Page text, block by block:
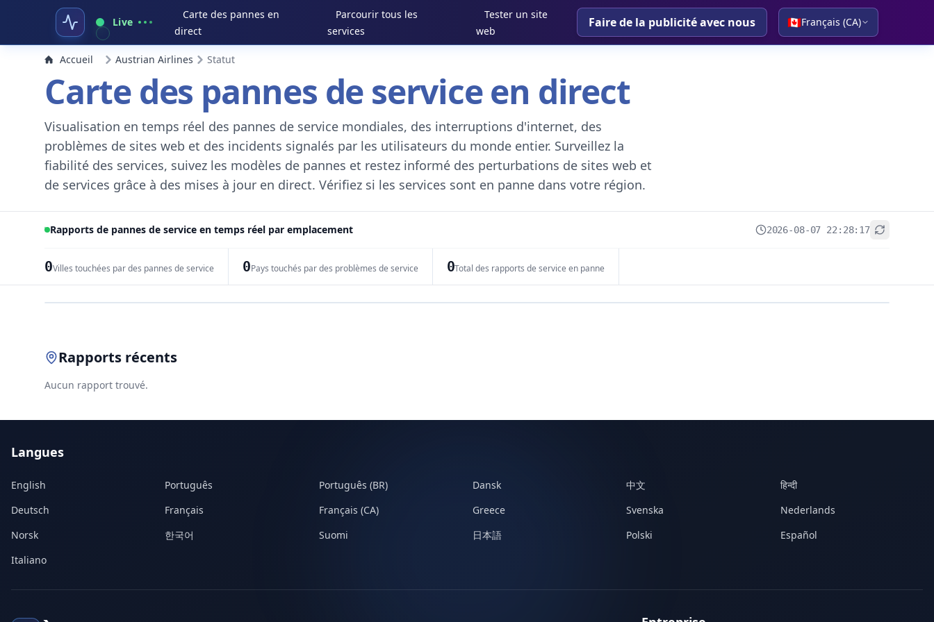
Live
Carte des pannes en
direct
Parcourir tous les
services
Tester un site
web
Faire de la publicité avec nous 🇨🇦Français (CA)
Accueil Austrian Airlines Statut
Carte des pannes de service en direct
Visualisation en temps réel des pannes de service mondiales, des interruptions d'internet, des
problèmes de sites web et des incidents signalés par les utilisateurs du monde entier. Surveillez la
fiabilité des services, suivez les modèles de pannes et restez informé des perturbations de sites web et
de services grâce à des mises à jour en direct. Vérifiez si les services sont en panne dans votre région.
Rapports de pannes de service en temps réel par emplacement 2026-08-07 22:28:17
0Villes touchées par des pannes de service 0Pays touchés par des problèmes de service 0Total des rapports de service en panne
Rapports récents
Aucun rapport trouvé.
Langues
English Português Português (BR) Dansk 中文
हिन्दी
Deutsch
Français Français (CA) Greece Svenska
Nederlands
Norsk
한국어 Suomi 日本語 Polski
Español
Italiano